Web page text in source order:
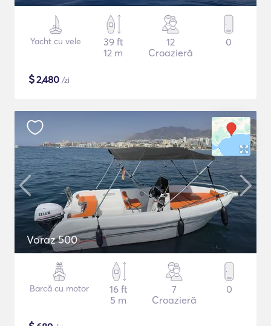
Yacht cu vele
39 ft
12 m
12
Croazieră
0
$2,480 /zi
Voraz 500
Barcă cu motor
16 ft
5 m
7
Croazieră
0